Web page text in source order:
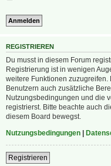
REGISTRIEREN
Du musst in diesem Forum
Registrierung ist in wenigen
weitere Funktionen
Benutzern auch zusätzliche
Nutzungsbedingungen und die
registrierst. Bitte beachte auch
diesem Board bewegst.
Nutzungsbedingungen
Registrieren